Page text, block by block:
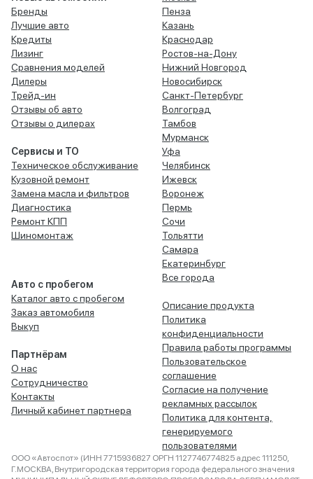
Бренды
Лучшие авто
Кредиты
Лизинг
Сравнения моделей
Дилеры
Трейд-ин
Отзывы об авто
Отзывы о дилерах
Сервисы и ТО
Техническое обслуживание
Кузовной ремонт
Замена масла и фильтров
Диагностика
Ремонт КПП
Шиномонтаж
Авто с пробегом
Каталог авто с пробегом
Заказ автомобиля
Выкуп
Партнёрам
О нас
Сотрудничество
Контакты
Личный кабинет партнера
Пенза
Казань
Краснодар
Ростов-на-Дону
Нижний Новгород
Новосибирск
Санкт-Петербург
Волгоград
Тамбов
Мурманск
Уфа
Челябинск
Ижевск
Воронеж
Пермь
Сочи
Тольятти
Самара
Екатеринбург
Все города
Описание продукта
Политика
конфиденциальности
Правила работы программы
Пользовательское
соглашение
Согласие на получение
рекламных рассылок
Политика для контента,
генерируемого
пользователями
ООО «Автоспот» (ИНН 7715936827 ОРГН 1127746774825 адрес 111250,
Г.МОСКВА, Внутригородская территория города федерального значения